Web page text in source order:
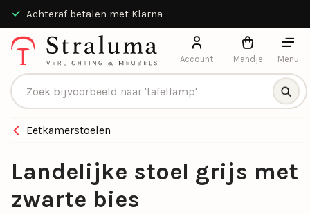
Achteraf betalen met Klarna
Producten zoeken
Account Mandje Menu
Eetkamerstoelen
Landelijke stoel grijs met
zwarte bies